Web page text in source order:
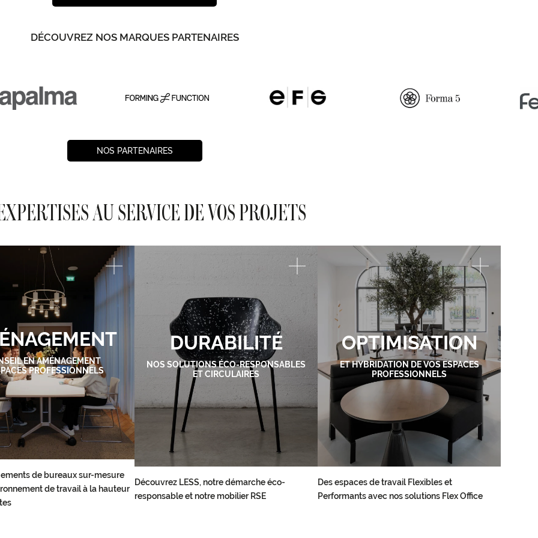
DÉCOUVREZ NOS MARQUES PARTENAIRES
NOS PARTENAIRES
AU SERVICE DE VOS PROJETS
EN AMÉNAGEMENT
PROFESSIONNELS
de bureaux sur-mesure
de travail à la hauteur
DURABILITÉ
NOS SOLUTIONS ÉCO-RESPONSABLES
ET CIRCULAIRES
Découvrez LESS, notre démarche éco-
responsable et notre mobilier RSE
OPTIMISATION
ET HYBRIDATION DE VOS ESPACES
PROFESSIONNELS
Des espaces de travail Flexibles et
Performants avec nos solutions Flex Office